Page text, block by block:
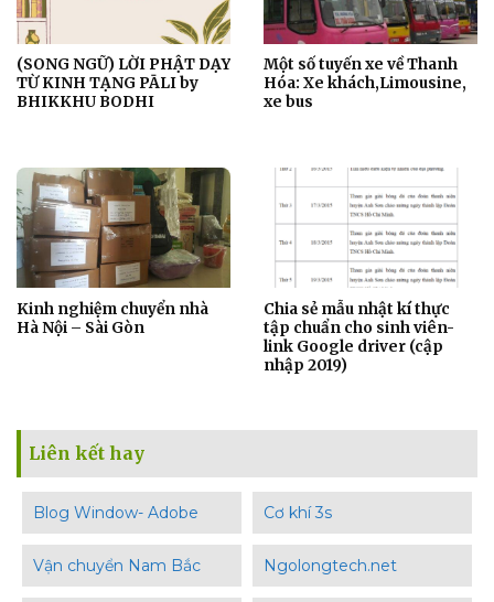
(SONG NGỮ) LỜI PHẬT DẠY
TỪ KINH TẠNG PĀLI by
BHIKKHU BODHI
Một số tuyến xe về Thanh
Hóa: Xe khách,Limousine,
xe bus
Kinh nghiệm chuyển nhà
Hà Nội – Sài Gòn
Chia sẻ mẫu nhật kí thực
tập chuẩn cho sinh viên-
link Google driver (cập
nhập 2019)
Liên kết hay
Blog Window- Adobe Cơ khí 3s
Vận chuyển Nam Bắc Ngolongtech.net